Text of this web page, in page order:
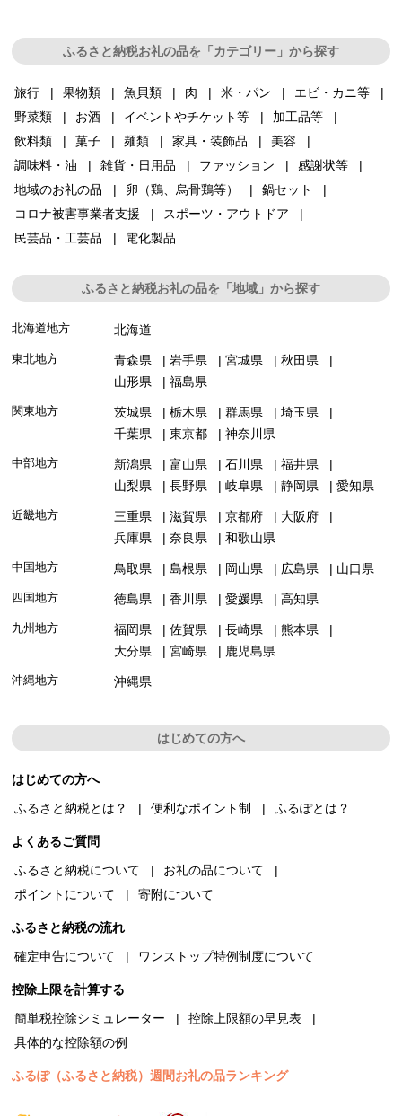
ふるさと納税お礼の品を「カテゴリー」から探す
旅行 果物類 魚貝類 肉 米・パン
エビ・カニ等
野菜類
お酒 イベントやチケット等
加工品等
飲料類
菓子 麺類 家具・装飾品
美容
調味料・油
雑貨・日用品 ファッション
感謝状等
地域のお礼の品
卵（鶏、烏骨鶏等）
鍋セット
コロナ被害事業者支援
スポーツ・アウトドア
民芸品・工芸品
電化製品
ふるさと納税お礼の品を「地域」から探す
北海道地方 北海道
東北地方 青森県 岩手県 宮城県
秋田県
山形県
福島県
関東地方 茨城県 栃木県 群馬県
埼玉県
千葉県
東京都 神奈川県
中部地方 新潟県 富山県 石川県
福井県
山梨県
長野県 岐阜県 静岡県 愛知県
近畿地方 三重県 滋賀県 京都府
大阪府
兵庫県
奈良県 和歌山県
中国地方 鳥取県 島根県 岡山県 広島県 山口県
四国地方 徳島県 香川県 愛媛県 高知県
九州地方 福岡県 佐賀県 長崎県
熊本県
大分県
宮崎県 鹿児島県
沖縄地方 沖縄県
はじめての方へ
はじめての方へ
ふるさと納税とは？
便利なポイント制 ふるぽとは？
よくあるご質問
ふるさと納税について
お礼の品について
ポイントについて
寄附について
ふるさと納税の流れ
確定申告について
ワンストップ特例制度について
控除上限を計算する
簡単税控除シミュレーター
控除上限額の早見表
具体的な控除額の例
ふるぽ（ふるさと納税）週間お礼の品ランキング